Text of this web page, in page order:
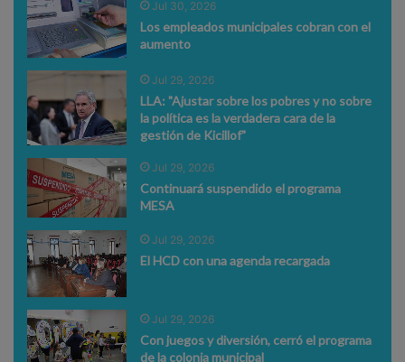
Jul 30, 2026
Los empleados municipales cobran con el
aumento
Jul 29, 2026
LLA: "Ajustar sobre los pobres y no sobre
la política es la verdadera cara de la
gestión de Kicillof"
Jul 29, 2026
Continuará suspendido el programa
MESA
Jul 29, 2026
El HCD con una agenda recargada
Jul 29, 2026
Con juegos y diversión, cerró el programa
de la colonia municipal